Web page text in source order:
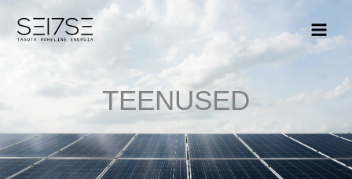
content
TEENUSED